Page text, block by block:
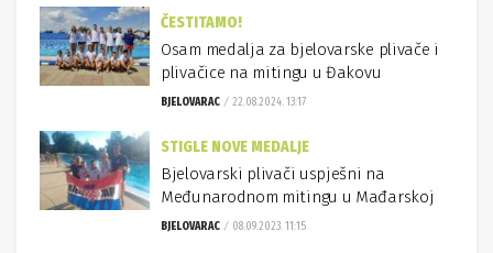
ČESTITAMO!
Osam medalja za bjelovarske plivače i
plivačice na mitingu u Đakovu
BJELOVARAC 22.08.2024. 13:17
STIGLE NOVE MEDALJE
Bjelovarski plivači uspješni na
Međunarodnom mitingu u Mađarskoj
BJELOVARAC 08.09.2023. 11:15